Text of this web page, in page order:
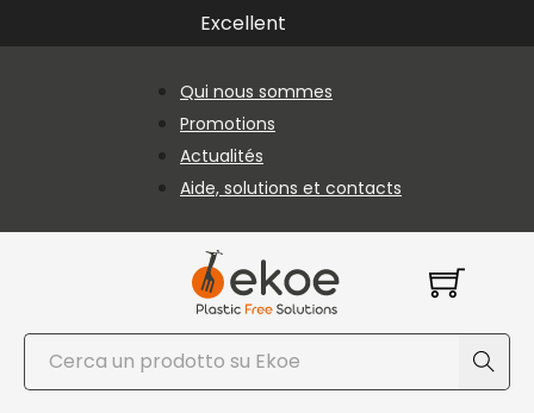
Passer au contenu principal
Passer au pied de page
Excellent
Qui nous sommes
Promotions
Actualités
Aide, solutions et contacts
Rechercher